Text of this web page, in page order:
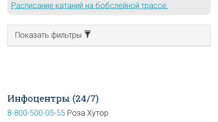
Расписание катаний на бобслейной трассе.
Показать фильтры
Инфоцентры (24/7)
8-800-500-05-55 Роза Хутор